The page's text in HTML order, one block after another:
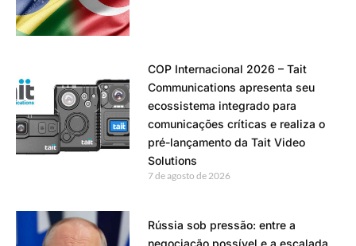
COP Internacional 2026 – Tait
Communications apresenta seu
ecossistema integrado para
comunicações críticas e realiza o
pré-lançamento da Tait Video
Solutions
7 de agosto de 2026
Rússia sob pressão: entre a